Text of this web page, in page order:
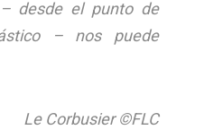
desde el punto de
– nos puede
Le Corbusier ©FLC